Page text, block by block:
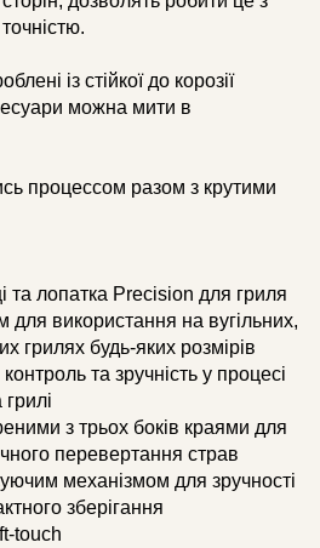
із стійкої до корозії
можна мити в
процессом разом з крутими
та лопатка Precision для гриля
використання на вугільних,
грилях будь-яких розмірів
та зручність у процесі
з трьох боків краями для
перевертання страв
механізмом для зручності
зберігання
touch